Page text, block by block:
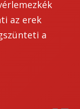
az erek
a